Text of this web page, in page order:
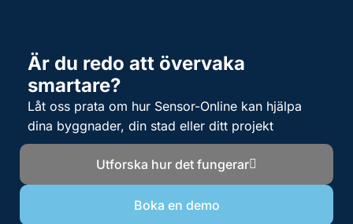
Är du redo att övervaka
smartare?
Låt oss prata om hur Sensor-Online kan hjälpa
dina byggnader, din stad eller ditt projekt
Utforska hur det fungerar
Boka en demo